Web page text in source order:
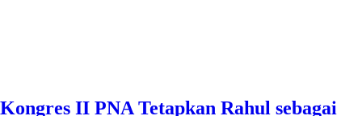
Kongres II PNA Tetapkan Rahul sebagai